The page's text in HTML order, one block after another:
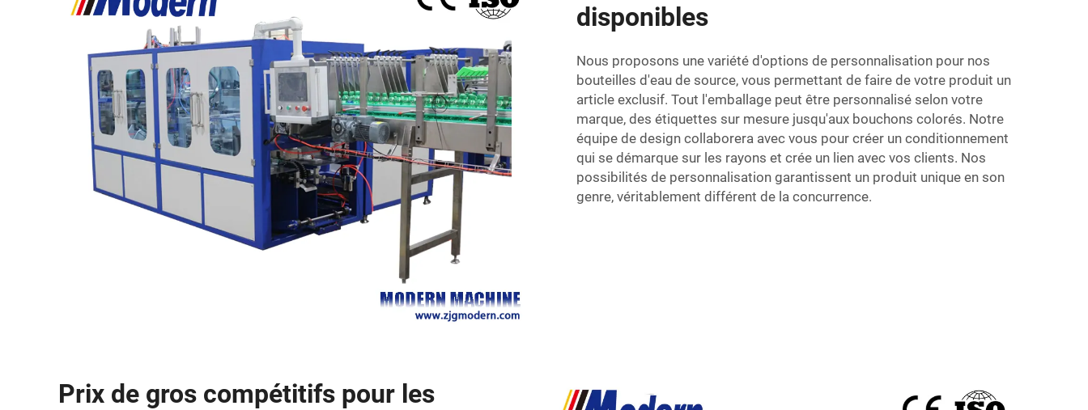
disponibles
Nous proposons une variété d'options de personnalisation pour nos
bouteilles d'eau de source, vous permettant de faire de votre produit un
article exclusif. Tout l'emballage peut être personnalisé selon votre
marque, des étiquettes sur mesure jusqu'aux bouchons colorés. Notre
équipe de design collaborera avec vous pour créer un conditionnement
qui se démarque sur les rayons et crée un lien avec vos clients. Nos
possibilités de personnalisation garantissent un produit unique en son
genre, véritablement différent de la concurrence.
Prix de gros compétitifs pour les